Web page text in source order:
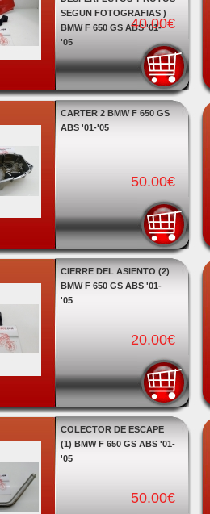
SEGUN FOTOGRAFIAS )
BMW F 650 GS ABS '01-
'05
40.00€
CARTER 2 BMW F 650 GS
ABS '01-'05
50.00€
CIERRE DEL ASIENTO (2)
BMW F 650 GS ABS '01-
'05
20.00€
COLECTOR DE ESCAPE
(1) BMW F 650 GS ABS '01-
'05
50.00€